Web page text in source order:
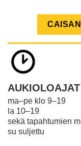
AUKIOLOAJAT
ma–pe klo 9–19
la 10–19
sekä tapahtumien
su suljettu​​​​​​​